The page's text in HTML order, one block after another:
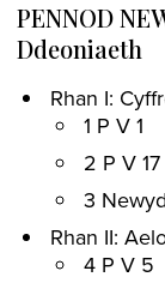
PENNOD
Ddeoniaeth
Rhan I:
1 P V 1
2 P V 17
3
Rhan II:
4 P V 5